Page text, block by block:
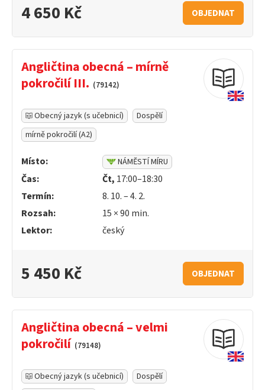
4 650 Kč OBJEDNAT
Angličtina obecná – mírně
pokročilí III. (79142)
Obecný jazyk (s učebnicí)
Dospělí
mírně pokročilí (A2)
Místo: NÁMĚSTÍ MÍRU
Čas: Čt, 17:00–18:30
Termín:
8. 10. – 4. 2.
Rozsah:
15 ×90 min.
Lektor:
český
5 450 Kč OBJEDNAT
Angličtina obecná – velmi
pokročilí (79148)
Obecný jazyk (s učebnicí)
Dospělí